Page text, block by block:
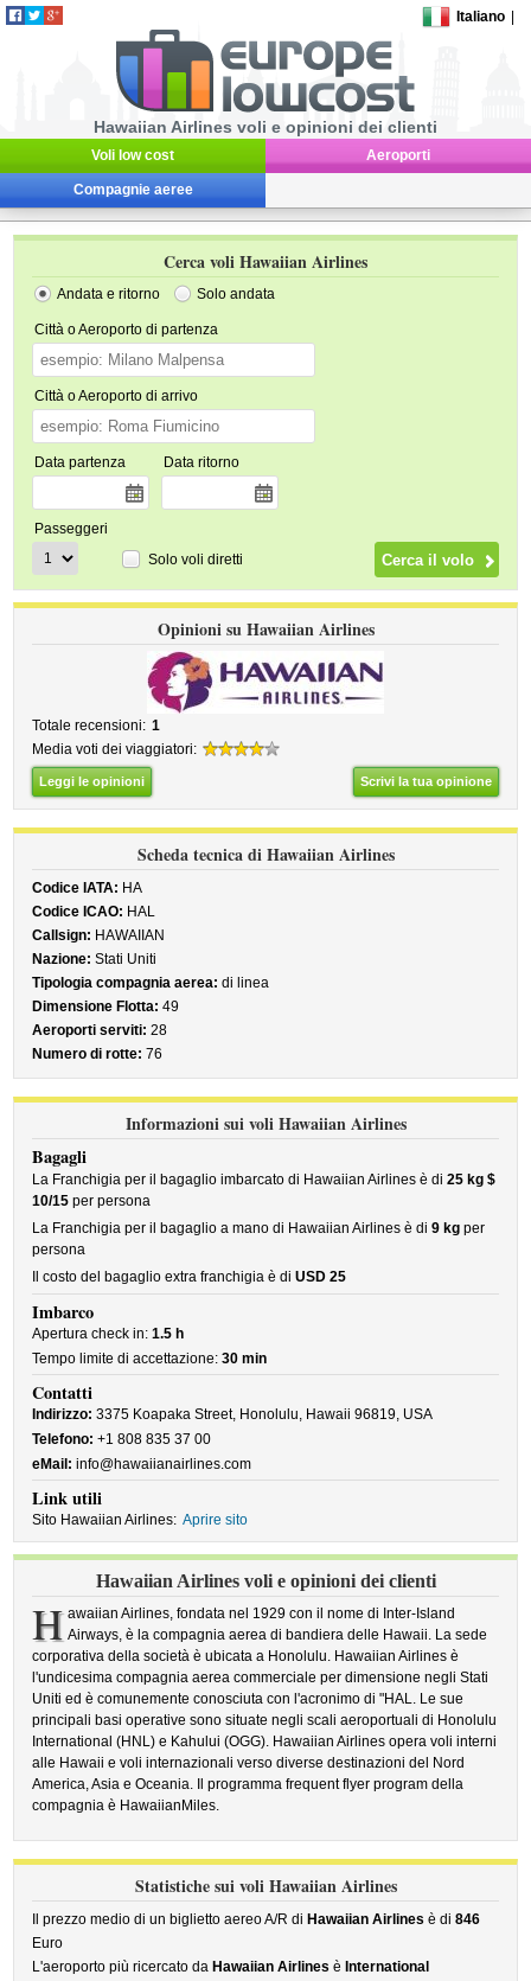
Italiano
Hawaiian Airlines voli e opinioni dei clienti
Voli low cost Aeroporti
Compagnie aeree
Cerca voli Hawaiian Airlines
Andata e ritorno Solo andata
Città o Aeroporto di partenza
Città o Aeroporto di arrivo
Data partenza Data ritorno
Passeggeri
Solo voli diretti
Opinioni su Hawaiian Airlines
Totale recensioni: 1
Media voti dei viaggiatori:
Leggi le opinioni Scrivi la tua opinione
Scheda tecnica di Hawaiian Airlines
Codice IATA: HA
Codice ICAO: HAL
Callsign: HAWAIIAN
Nazione: Stati Uniti
Tipologia compagnia aerea: di linea
Dimensione Flotta: 49
Aeroporti serviti: 28
Numero di rotte: 76
Informazioni sui voli Hawaiian Airlines
Bagagli
La Franchigia per il bagaglio imbarcato di Hawaiian Airlines è di25 kg $
10/15 per persona
La Franchigia per il bagaglio a mano di Hawaiian Airlines è di9 kg per
persona
Il costo del bagaglio extra franchigia è diUSD 25
Imbarco
Apertura check in:1.5 h
Tempo limite di accettazione:30 min
Contatti
Indirizzo: 3375 Koapaka Street, Honolulu, Hawaii 96819, USA
Telefono: +1 808 835 37 00
eMail: info@hawaiianairlines.com
Link utili
Sito Hawaiian Airlines: Aprire sito
Hawaiian Airlines voli e opinioni dei clienti
H awaiian Airlines, fondata nel 1929 con il nome di Inter-Island
Airways, è la compagnia aerea di bandiera delle Hawaii. La sede
corporativa della società è ubicata a Honolulu. Hawaiian Airlines è
l'undicesima compagnia aerea commerciale per dimensione negli Stati
Uniti ed è comunemente conosciuta con l'acronimo di "HAL. Le sue
principali basi operative sono situate negli scali aeroportuali di Honolulu
International (HNL) e Kahului (OGG). Hawaiian Airlines opera voli interni
alle Hawaii e voli internazionali verso diverse destinazioni del Nord
America, Asia e Oceania. Il programma frequent flyer program della
compagnia è HawaiianMiles.
Statistiche sui voli Hawaiian Airlines
Il prezzo medio di un biglietto aereo A/R di Hawaiian Airlines è di846
Euro
L'aeroporto più ricercato da Hawaiian Airlines è International